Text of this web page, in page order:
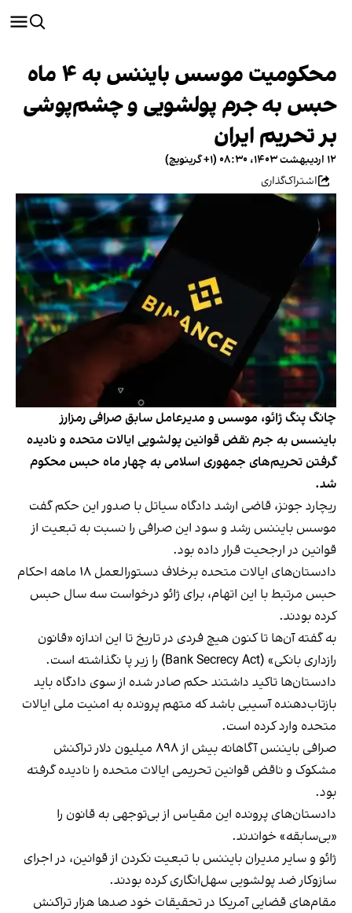
محکومیت موسس بایننس به ۴ ماه
حبس به جرم پولشویی و چشم‌پوشی
بر تحریم ایران
۱۲ اردیبهشت ۱۴۰۳، ۰۸:۳۰ (‎+۱ گرینویچ)
اشتراک‌گذاری
چانگ پنگ ژائو، موسس و مدیرعامل سابق صرافی رمزارز
باینسس به جرم نقض قوانین پولشویی ایالات متحده و نادیده
گرفتن تحریم‌های جمهوری اسلامی به چهار ماه حبس محکوم
شد.
ریچارد جونز، قاضی ارشد دادگاه سیاتل با صدور این حکم گفت
موسس بایننس رشد و سود این صرافی را نسبت به تبعیت از
قوانین در ارجحیت قرار داده بود.
دادستان‌های ایالات متحده بر‌خلاف دستورالعمل ۱۸ ماهه احکام
حبس مرتبط با این اتهام، برای ژائو درخواست سه سال حبس
کرده بودند.
به گفته آن‌ها تا کنون هیچ فردی در تاریخ تا این اندازه «قانون
رازداری بانکی» (Bank Secrecy Act) را زیر پا نگذاشته است.
دادستان‌ها تاکید داشتند حکم صادر شده از سوی دادگاه باید
بازتاب‌دهنده آسیبی باشد که متهم پرونده به امنیت ملی ایالات
متحده وارد کرده است.
صرافی بایننس آگاهانه بیش از ۸۹۸ میلیون دلار تراکنش
مشکوک و ناقض قوانین تحریمی ایالات متحده را نادیده گرفته
بود.
دادستان‌های پرونده این مقیاس از بی‌توجهی به قانون را
«بی‌سابقه» خواندند.
ژائو و سایر مدیران بایننس با تبعیت نکردن از قوانین، در اجرای
سازوکار ضد پولشویی سهل‌انگاری کرده بودند.
مقام‌های قضایی آمریکا در تحقیقات خود صدها هزار تراکنش